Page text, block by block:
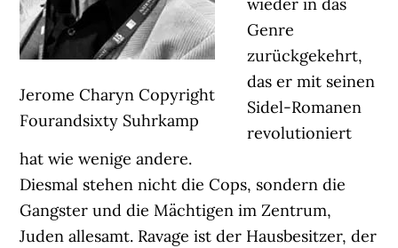
Jerome Charyn Copyright
Fourandsixty Suhrkamp
wieder in das
Genre
zurückgekehrt,
das er mit seinen
Sidel-Romanen
revolutioniert
hat wie wenige andere.
Diesmal stehen nicht die Cops, sondern die
Gangster und die Mächtigen im Zentrum,
Juden allesamt. Ravage ist der Hausbesitzer, der